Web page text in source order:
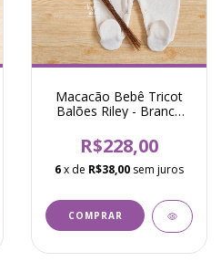
Macacão Bebê Tricot
Balões Riley - Branco
R$228,00
6x de R$38,00 sem juros
COMPRAR